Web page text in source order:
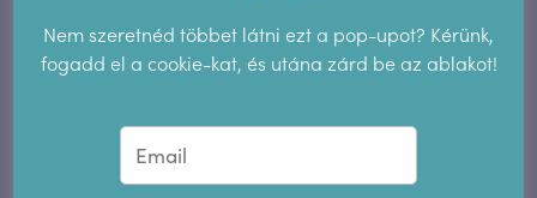
2018. december 2018. augusztus 2018. május
Nem szeretnéd többet látni ezt a pop-upot? Kérünk,
fogadd el a cookie-kat, és utána zárd be az ablakot!